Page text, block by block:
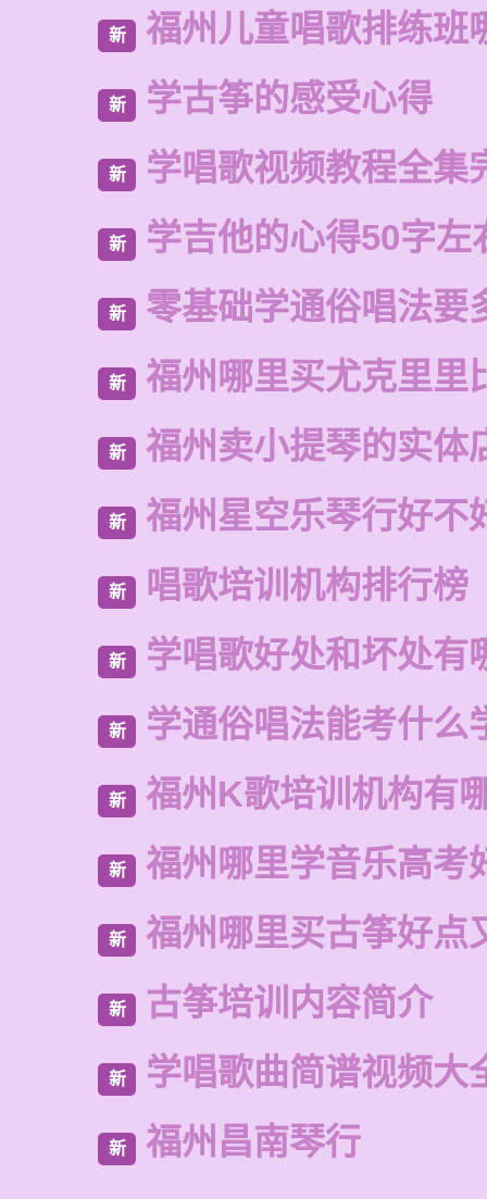
新 福州儿童唱歌排练班
新 学古筝的感受心得
新 学唱歌视频教程全集
新 学吉他的心得50字左
新 零基础学通俗唱法要
新 福州哪里买尤克里里
新 福州卖小提琴的实体
新 福州星空乐琴行好不
新 唱歌培训机构排行榜
新 学唱歌好处和坏处有
新 学通俗唱法能考什么
新 福州K歌培训机构有
新 福州哪里学音乐高考
新 福州哪里买古筝好点
新 古筝培训内容简介
新 学唱歌曲简谱视频大
新 福州昌南琴行